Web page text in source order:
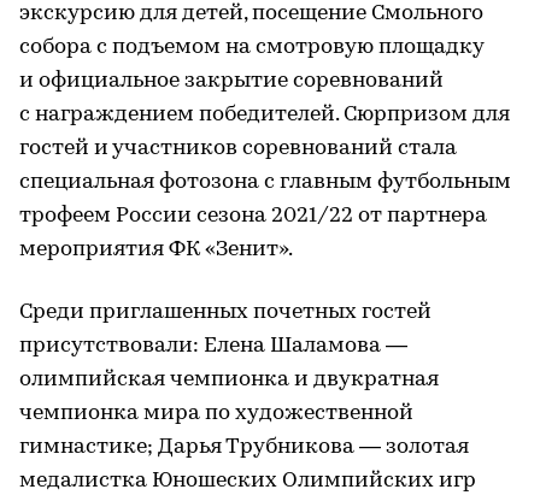
экскурсию для детей, посещение Смольного
собора с подъемом на смотровую площадку
и официальное закрытие соревнований
с награждением победителей. Сюрпризом для
гостей и участников соревнований стала
специальная фотозона с главным футбольным
трофеем России сезона 2021/22 от партнера
мероприятия ФК «Зенит».
Среди приглашенных почетных гостей
присутствовали: Елена Шаламова —
олимпийская чемпионка и двукратная
чемпионка мира по художественной
гимнастике; Дарья Трубникова — золотая
медалистка Юношеских Олимпийских игр